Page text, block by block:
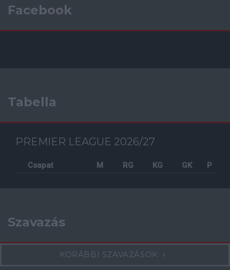
Facebook
Tabella
PREMIER LEAGUE 2026/27
Csapat M RG KG GK P
Szavazás
KORÁBBI SZAVAZÁSOK